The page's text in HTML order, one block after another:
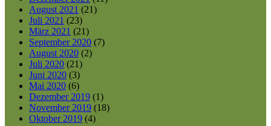
August 2021 (21)
Juli 2021 (23)
März 2021 (21)
September 2020 (7)
August 2020 (2)
Juli 2020 (21)
Juni 2020 (3)
Mai 2020 (6)
Dezember 2019 (1)
November 2019 (18)
Oktober 2019 (4)